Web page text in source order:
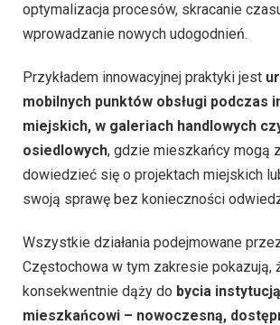
optymalizacja procesów, skracanie
wprowadzanie nowych udogodnień.
Przykładem innowacyjnej praktyki jest
mobilnych punktów obsługi podczas
miejskich, w galeriach handlowych
osiedlowych, gdzie mieszkańcy mogą
dowiedzieć się o projektach miejskich
swoją sprawę bez konieczności
Wszystkie działania podejmowane
Częstochowa w tym zakresie pokazują,
konsekwentnie dąży do bycia
mieszkańcowi – nowoczesną,